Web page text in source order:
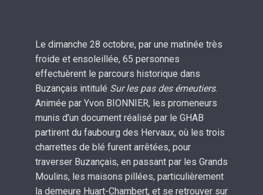
Le dimanche 28 octobre, par une matinée très
froide et ensoleillée, 65 personnes
effectuèrent le parcours historique dans
Buzançais intitulé Sur les pas des émeutiers.
Animée par Yvon BIONNIER, les promeneurs
munis d’un document réalisé par le GHAB
partirent du faubourg des Hervaux, où les trois
charrettes de blé furent arrêtées, pour
traverser Buzançais, en passant par les Grands
Moulins, les maisons pillées, particulièrement
la demeure Huart-Chambert, et se retrouver sur